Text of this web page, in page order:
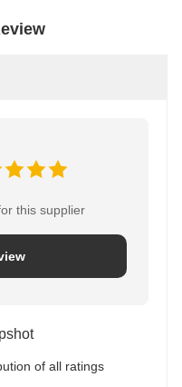
this supplier
of all ratings